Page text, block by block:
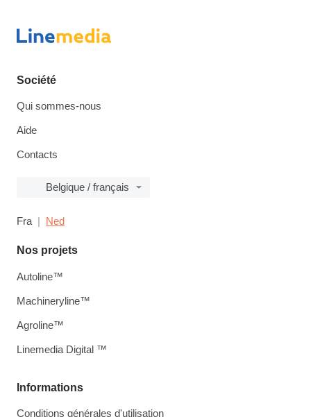
Société
Qui sommes-nous
Aide
Contacts
Belgique / français
Fra Ned
Informations
Conditions générales d'utilisation
Nos projets
Autoline™
Machineryline™
Agroline™
Linemedia Digital ™